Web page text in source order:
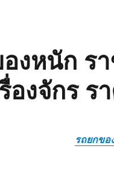
งหนัก ร
องจักร ร
รถยกขอ